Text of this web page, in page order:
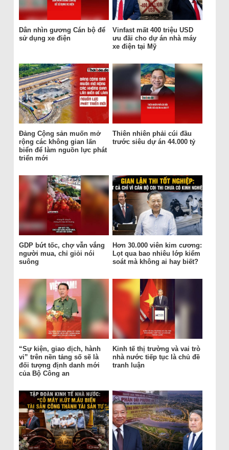
Dân nhìn gương Cán bộ để
sử dụng xe điện
Vinfast mất 400 triệu USD
ưu đãi cho dự án nhà máy
xe điện tại Mỹ
Đảng Cộng sản muốn mở
rộng các không gian lấn
biển để làm nguồn lực phát
triển mới
Thiên nhiên phải cúi đầu
trước siêu dự án 44.000 tỷ
GDP bứt tốc, chợ vẫn vắng
người mua, chỉ giỏi nói
suông
Hơn 30.000 viên kim cương:
Lọt qua bao nhiêu lớp kiểm
soát mà không ai hay biết?
“Sự kiện, giao dịch, hành
vi” trên nền tảng số sẽ là
đối tượng định danh mới
của Bộ Công an
Kinh tế thị trường và vai trò
nhà nước tiếp tục là chủ đề
tranh luận